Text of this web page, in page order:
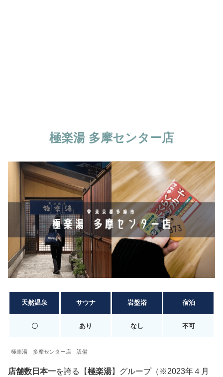
極楽湯 多摩センター店
天然温泉 サウナ 岩盤浴 宿泊
〇 あり なし 不可
極楽湯 多摩センター店 設備
店舗数日本一を誇る【極楽湯】グループ（※2023年４月